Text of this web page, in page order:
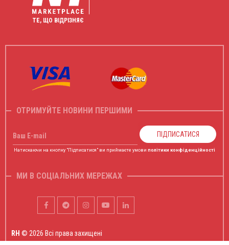
ТЕ, ЩО ВІДРІЗНЯЄ
ОТРИМУЙТЕ НОВИНИ ПЕРШИМИ
Ваш E-mail ПІДПИСАТИСЯ
Натискаючи на кнопку "Підписатися" ви приймаєте умови політики конфіденційності
МИ В СОЦІАЛЬНИХ МЕРЕЖАХ
RH © 2026 Всі права захищені